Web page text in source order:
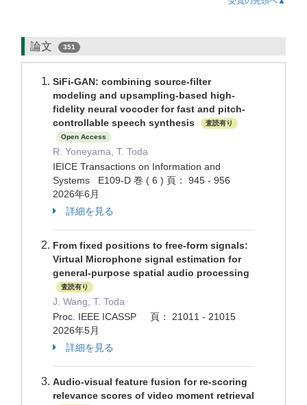
論文 351
SiFi-GAN: combining source-filter
modeling and upsampling-based high-
fidelity neural vocoder for fast and pitch-
controllable speech synthesis
査読有り
Open Access
R. Yoneyama, T. Toda
IEICE Transactions on Information and
Systems E109-D 巻 ( 6 ) 頁： 945 - 956
2026年6月
詳細を見る
From fixed positions to free-form signals:
Virtual Microphone signal estimation for
general-purpose spatial audio processing
査読有り
J. Wang, T. Toda
Proc. IEEE ICASSP 頁： 21011 - 21015
2026年5月
詳細を見る
Audio-visual feature fusion for re-scoring
relevance scores of video moment retrieval